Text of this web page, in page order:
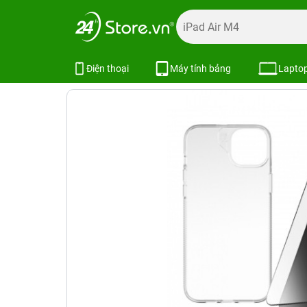
Điện thoại Máy tính bảng
Trang chủ Combo khuyến mãi